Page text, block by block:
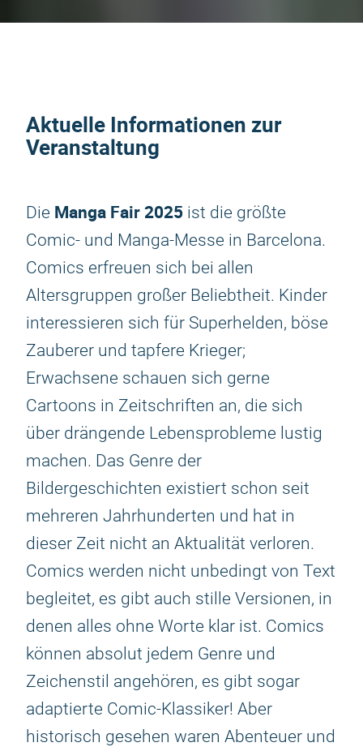
Aktuelle Informationen zur
Veranstaltung
Die Manga Fair 2025 ist die größte
Comic- und Manga-Messe in Barcelona.
Comics erfreuen sich bei allen
Altersgruppen großer Beliebtheit. Kinder
interessieren sich für Superhelden, böse
Zauberer und tapfere Krieger;
Erwachsene schauen sich gerne
Cartoons in Zeitschriften an, die sich
über drängende Lebensprobleme lustig
machen. Das Genre der
Bildergeschichten existiert schon seit
mehreren Jahrhunderten und hat in
dieser Zeit nicht an Aktualität verloren.
Comics werden nicht unbedingt von Text
begleitet, es gibt auch stille Versionen, in
denen alles ohne Worte klar ist. Comics
können absolut jedem Genre und
Zeichenstil angehören, es gibt sogar
adaptierte Comic-Klassiker! Aber
historisch gesehen waren Abenteuer und